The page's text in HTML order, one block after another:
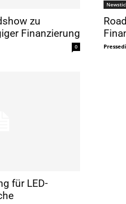
zu
Finanzierung
0
für LED-